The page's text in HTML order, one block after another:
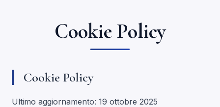
Cookie Policy
Cookie Policy
Ultimo aggiornamento: 19 ottobre 2025